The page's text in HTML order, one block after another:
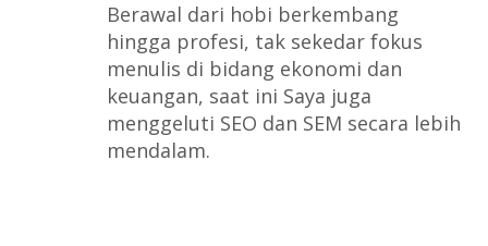
Berawal dari hobi berkembang
hingga profesi, tak sekedar fokus
menulis di bidang ekonomi dan
keuangan, saat ini Saya juga
menggeluti SEO dan SEM secara lebih
mendalam.